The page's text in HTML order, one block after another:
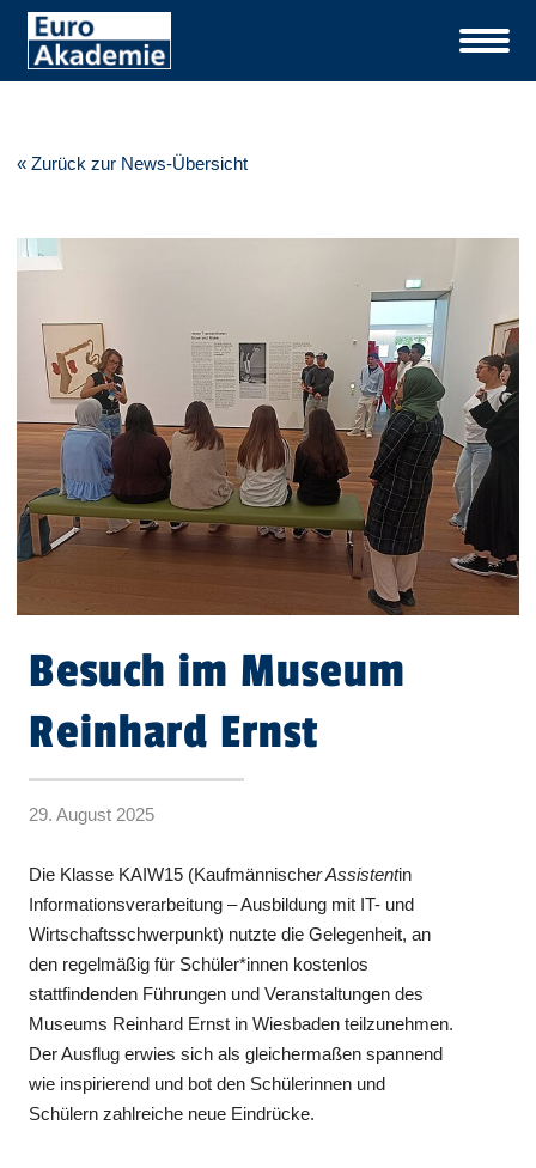
« Zurück zur News-Übersicht
Besuch im Museum
Reinhard Ernst
29. August 2025
Die Klasse KAIW15 (Kaufmännischer Assistentin
Informationsverarbeitung – Ausbildung mit IT- und
Wirtschaftsschwerpunkt) nutzte die Gelegenheit, an
den regelmäßig für Schüler*innen kostenlos
stattfindenden Führungen und Veranstaltungen des
Museums Reinhard Ernst in Wiesbaden teilzunehmen.
Der Ausflug erwies sich als gleichermaßen spannend
wie inspirierend und bot den Schülerinnen und
Schülern zahlreiche neue Eindrücke.